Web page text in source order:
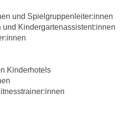
und Spielgruppenleiter:innen
und Kindergartenassistent:innen
Kinderhotels